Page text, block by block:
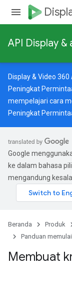
API Display &
Display & Video
Peningkat
mempelajari cara
Peningkat
Google
ke dalam bahasa
mengandung
Beranda Produk
Panduan memulai
Membuat